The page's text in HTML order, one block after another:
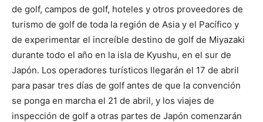
de golf, campos de golf, hoteles y otros proveedores de
turismo de golf de toda la región de Asia y el Pacífico y
de experimentar el increíble destino de golf de Miyazaki
durante todo el año en la isla de Kyushu, en el sur de
Japón. Los operadores turísticos llegarán el 17 de abril
para pasar tres días de golf antes de que la convención
se ponga en marcha el 21 de abril, y los viajes de
inspección de golf a otras partes de Japón comenzarán